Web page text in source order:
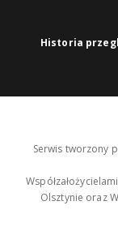
Historia
Serwis tworzony
Olsztynie oraz